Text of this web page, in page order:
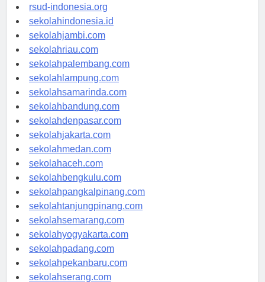
rsudkisaran-asahankab.org
rsud-indonesia.org
sekolahindonesia.id
sekolahjambi.com
sekolahriau.com
sekolahpalembang.com
sekolahlampung.com
sekolahsamarinda.com
sekolahbandung.com
sekolahdenpasar.com
sekolahjakarta.com
sekolahmedan.com
sekolahaceh.com
sekolahbengkulu.com
sekolahpangkalpinang.com
sekolahtanjungpinang.com
sekolahsemarang.com
sekolahyogyakarta.com
sekolahpadang.com
sekolahpekanbaru.com